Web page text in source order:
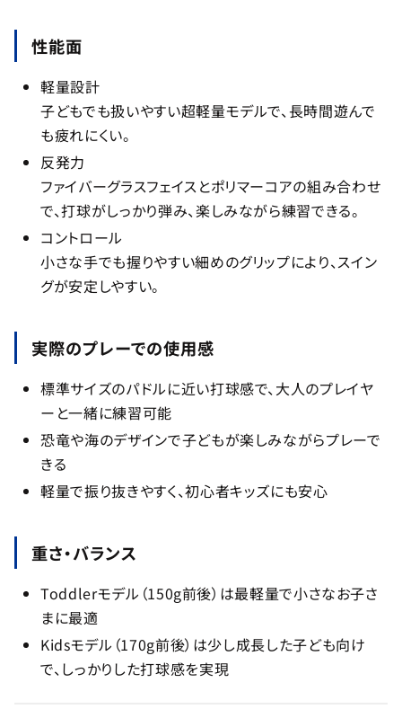
性能面
軽量設計
子どもでも扱いやすい超軽量モデルで、長時間遊んで
も疲れにくい。
反発力
ファイバーグラスフェイスとポリマーコアの組み合わせ
で、打球がしっかり弾み、楽しみながら練習できる。
コントロール
小さな手でも握りやすい細めのグリップにより、スイン
グが安定しやすい。
実際のプレーでの使用感
標準サイズのパドルに近い打球感で、大人のプレイヤ
ーと一緒に練習可能
恐竜や海のデザインで子どもが楽しみながらプレーで
きる
軽量で振り抜きやすく、初心者キッズにも安心
重さ・バランス
Toddlerモデル（150g前後）は最軽量で小さなお子さ
まに最適
Kidsモデル（170g前後）は少し成長した子ども向け
で、しっかりした打球感を実現